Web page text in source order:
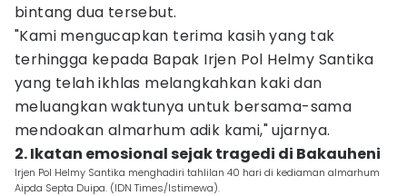
bintang dua tersebut.
"Kami mengucapkan terima kasih yang tak
terhingga kepada Bapak Irjen Pol Helmy Santika
yang telah ikhlas melangkahkan kaki dan
meluangkan waktunya untuk bersama-sama
mendoakan almarhum adik kami," ujarnya.
2. Ikatan emosional sejak tragedi di Bakauheni
Irjen Pol Helmy Santika menghadiri tahlilan 40 hari di kediaman almarhum
Aipda Septa Duipa. (IDN Times/Istimewa).